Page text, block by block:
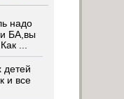
надо
БА,вы
...
и все